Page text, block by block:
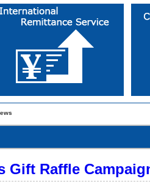
Gift Raffle